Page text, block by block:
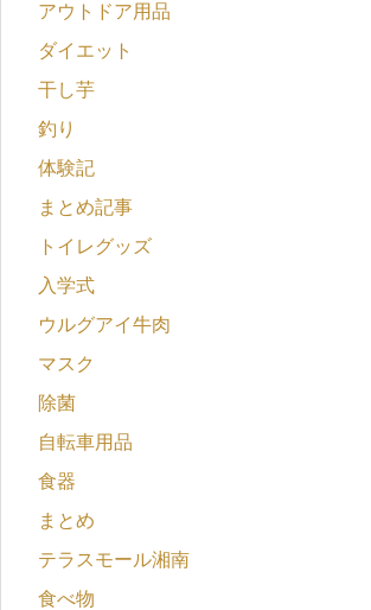
アウトドア用品
ダイエット
干し芋
釣り
体験記
まとめ記事
トイレグッズ
入学式
ウルグアイ牛肉
マスク
除菌
自転車用品
食器
まとめ
テラスモール湘南
食べ物